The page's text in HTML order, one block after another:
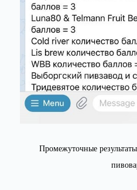
Промежуточные